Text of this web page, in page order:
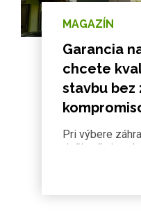
MAGAZÍN
Garancia
chcete
stavbu bez
Pri výbere
rieši veľmi